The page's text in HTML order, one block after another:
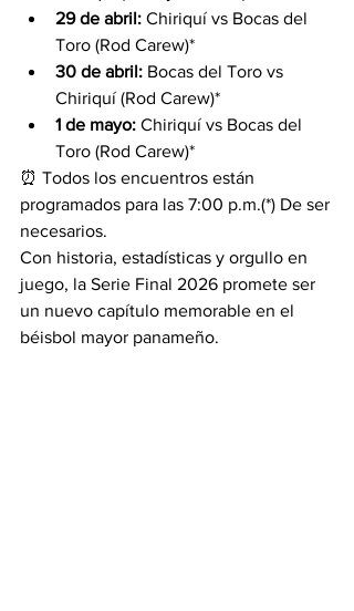
29 de abril: Chiriquí vs Bocas del
Toro (Rod Carew)*
30 de abril: Bocas del Toro vs
Chiriquí (Rod Carew)*
1 de mayo: Chiriquí vs Bocas del
Toro (Rod Carew)*
⏰ Todos los encuentros están
programados para las 7:00 p.m.(*) De ser
necesarios.
Con historia, estadísticas y orgullo en
juego, la Serie Final 2026 promete ser
un nuevo capítulo memorable en el
béisbol mayor panameño.